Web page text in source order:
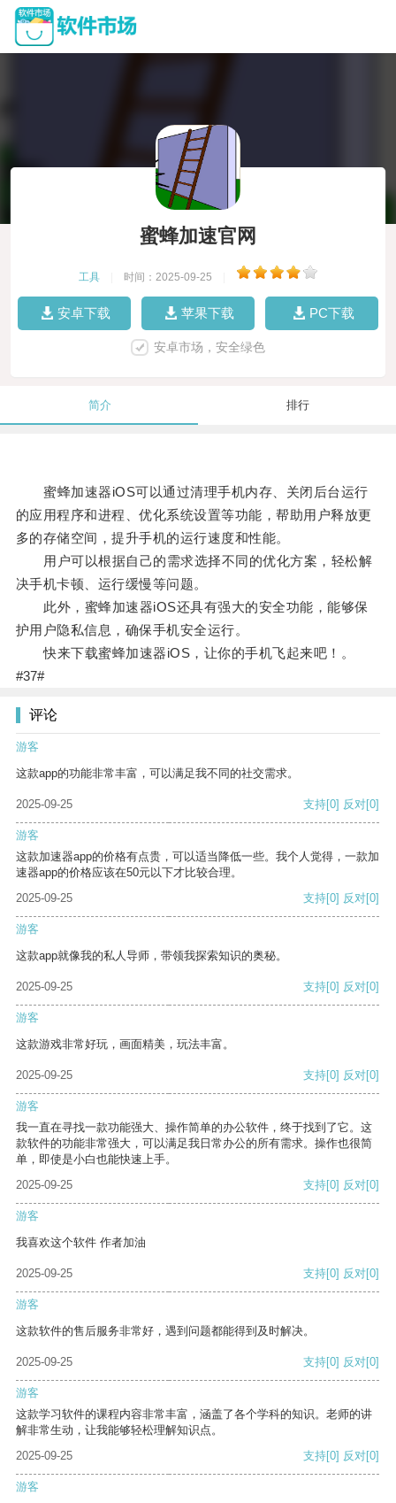
蜜蜂加速官网
工具 时间：2025-09-25
安卓下载 苹果下载 PC下载
安卓市场，安全绿色
简介 排行
蜜蜂加速器iOS可以通过清理手机内存、关闭后台运行
的应用程序和进程、优化系统设置等功能，帮助用户释放更
多的存储空间，提升手机的运行速度和性能。
用户可以根据自己的需求选择不同的优化方案，轻松解
决手机卡顿、运行缓慢等问题。
此外，蜜蜂加速器iOS还具有强大的安全功能，能够保
护用户隐私信息，确保手机安全运行。
快来下载蜜蜂加速器iOS，让你的手机飞起来吧！。
#37#
评论
游客
这款app的功能非常丰富，可以满足我不同的社交需求。
2025-09-25 支持[0] 反对[0]
游客
这款加速器app的价格有点贵，可以适当降低一些。我个人觉得，一款加
速器app的价格应该在50元以下才比较合理。
2025-09-25
支持[0] 反对[0]
游客
这款app就像我的私人导师，带领我探索知识的奥秘。
2025-09-25 支持[0] 反对[0]
游客
这款游戏非常好玩，画面精美，玩法丰富。
2025-09-25 支持[0] 反对[0]
游客
我一直在寻找一款功能强大、操作简单的办公软件，终于找到了它。这
款软件的功能非常强大，可以满足我日常办公的所有需求。操作也很简
单，即使是小白也能快速上手。
2025-09-25
支持[0] 反对[0]
游客
我喜欢这个软件 作者加油
2025-09-25 支持[0] 反对[0]
游客
这款软件的售后服务非常好，遇到问题都能得到及时解决。
2025-09-25 支持[0] 反对[0]
游客
这款学习软件的课程内容非常丰富，涵盖了各个学科的知识。老师的讲
解非常生动，让我能够轻松理解知识点。
2025-09-25
支持[0] 反对[0]
游客